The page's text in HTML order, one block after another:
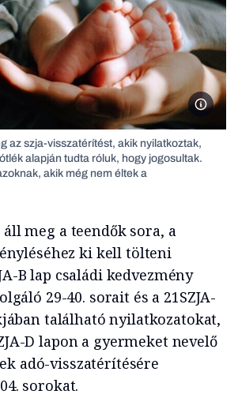
szja-
az szja-visszatérítést, akik nyilatkoztak,
alapján tudta róluk, hogy jogosultak.
akik még nem éltek a
meg a teendők sora, a
ki kell tölteni
B lap családi kedvezmény
29-40. sorait és a 21SZJA-
található nyilatkozatokat,
D lapon a gyermeket nevelő
adó-visszatérítésére
sorokat.